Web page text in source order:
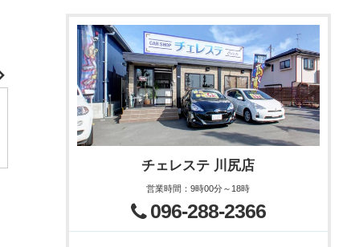
チェレステ 川尻店
営業時間 ：9時00分～18時
096-288-2366